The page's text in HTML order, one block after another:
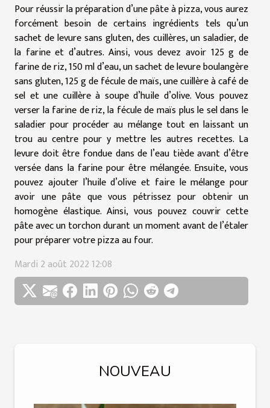
Pour réussir la préparation d’une pâte à pizza, vous aurez
forcément besoin de certains ingrédients tels qu’un
sachet de levure sans gluten, des cuillères, un saladier, de
la farine et d’autres. Ainsi, vous devez avoir 125 g de
farine de riz, 150 ml d’eau, un sachet de levure boulangère
sans gluten, 125 g de fécule de maïs, une cuillère à café de
sel et une cuillère à soupe d’huile d’olive. Vous pouvez
verser la farine de riz, la fécule de maïs plus le sel dans le
saladier pour procéder au mélange tout en laissant un
trou au centre pour y mettre les autres recettes. La
levure doit être fondue dans de l’eau tiède avant d’être
versée dans la farine pour être mélangée. Ensuite, vous
pouvez ajouter l’huile d’olive et faire le mélange pour
avoir une pâte que vous pétrissez pour obtenir un
homogène élastique. Ainsi, vous pouvez couvrir cette
pâte avec un torchon durant un moment avant de l’étaler
pour préparer votre pizza au four.
Mardi 2 août 2022 12:08
NOUVEAU